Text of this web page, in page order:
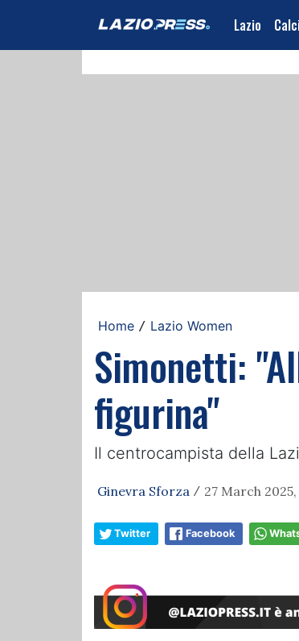
Lazio
Home / Lazio Women
Simonetti:
figurina"
Il centrocampista della
Ginevra Sforza / 27 March 2025,
Twitter Facebook